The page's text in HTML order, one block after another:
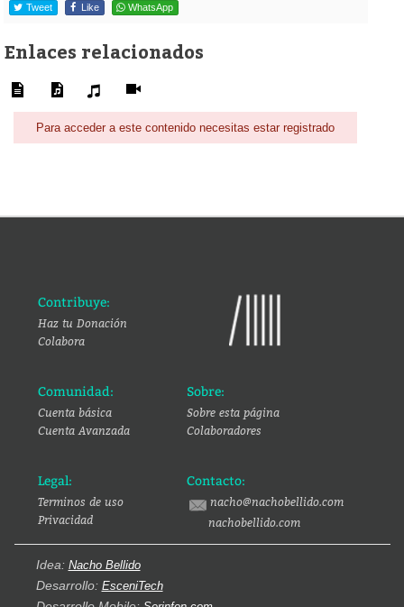
Tweet Like WhatsApp
Enlaces relacionados
Para acceder a este contenido necesitas estar registrado
Contribuye:
Haz tu Donación
Colabora
Comunidad:
Cuenta básica
Cuenta Avanzada
Sobre:
Sobre esta página
Colaboradores
Legal:
Terminos de uso
Privacidad
Contacto:
nacho@nachobellido.com
nachobellido.com
Idea: Nacho Bellido
Desarrollo: EsceniTech